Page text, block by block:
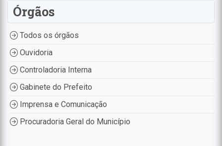
Órgãos
Todos os órgãos
Ouvidoria
Controladoria Interna
Gabinete do Prefeito
Imprensa e Comunicação
Procuradoria Geral do Município